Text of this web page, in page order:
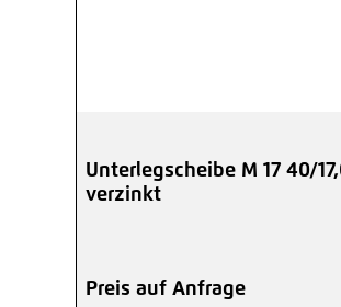
Unterlegscheibe M 17 40/
verzinkt
Preis auf Anfrage